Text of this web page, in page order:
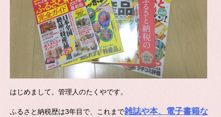
はじめまして。管理人のたくやです。
ふるさと納税歴は3年目で、これまで雑誌や本、電子書籍な